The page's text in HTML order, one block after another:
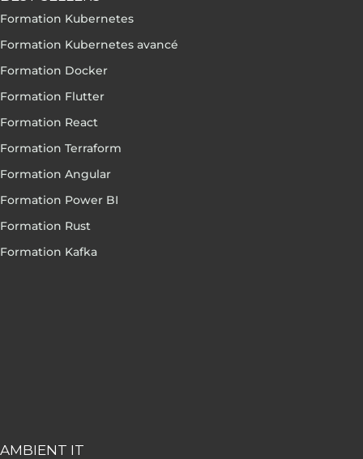
Formation Kubernetes
Formation Kubernetes avancé
Formation Docker
Formation Flutter
Formation React
Formation Terraform
Formation Angular
Formation Power BI
Formation Rust
Formation Kafka
AMBIENT IT